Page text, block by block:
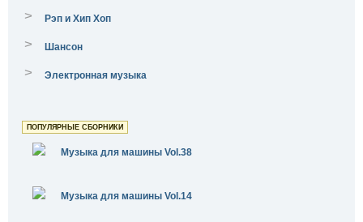
> Рэп и Хип Хоп
> Шансон
> Электронная музыка
ПОПУЛЯРНЫЕ СБОРНИКИ
Музыка для машины Vol.38
Музыка для машины Vol.14